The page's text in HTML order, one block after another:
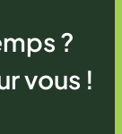
?
vous !